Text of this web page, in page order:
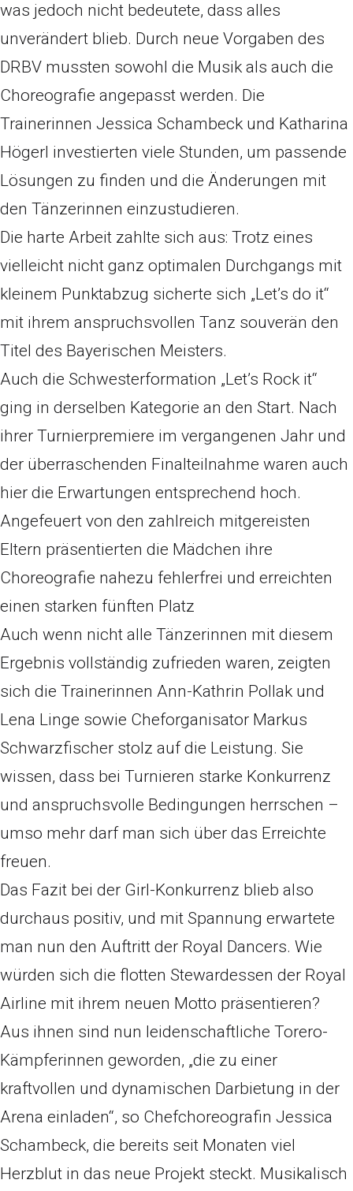
was jedoch nicht bedeutete, dass alles
unverändert blieb. Durch neue Vorgaben des
DRBV mussten sowohl die Musik als auch die
Choreografie angepasst werden. Die
Trainerinnen Jessica Schambeck und Katharina
Högerl investierten viele Stunden, um passende
Lösungen zu finden und die Änderungen mit
den Tänzerinnen einzustudieren.
Die harte Arbeit zahlte sich aus: Trotz eines
vielleicht nicht ganz optimalen Durchgangs mit
kleinem Punktabzug sicherte sich „Let’s do it“
mit ihrem anspruchsvollen Tanz souverän den
Titel des Bayerischen Meisters.
Auch die Schwesterformation „Let’s Rock it“
ging in derselben Kategorie an den Start. Nach
ihrer Turnierpremiere im vergangenen Jahr und
der überraschenden Finalteilnahme waren auch
hier die Erwartungen entsprechend hoch.
Angefeuert von den zahlreich mitgereisten
Eltern präsentierten die Mädchen ihre
Choreografie nahezu fehlerfrei und erreichten
einen starken fünften Platz
Auch wenn nicht alle Tänzerinnen mit diesem
Ergebnis vollständig zufrieden waren, zeigten
sich die Trainerinnen Ann-Kathrin Pollak und
Lena Linge sowie Cheforganisator Markus
Schwarzfischer stolz auf die Leistung. Sie
wissen, dass bei Turnieren starke Konkurrenz
und anspruchsvolle Bedingungen herrschen –
umso mehr darf man sich über das Erreichte
freuen.
Das Fazit bei der Girl-Konkurrenz blieb also
durchaus positiv, und mit Spannung erwartete
man nun den Auftritt der Royal Dancers. Wie
würden sich die flotten Stewardessen der Royal
Airline mit ihrem neuen Motto präsentieren?
Aus ihnen sind nun leidenschaftliche Torero-
Kämpferinnen geworden, „die zu einer
kraftvollen und dynamischen Darbietung in der
Arena einladen“, so Chefchoreografin Jessica
Schambeck, die bereits seit Monaten viel
Herzblut in das neue Projekt steckt. Musikalisch